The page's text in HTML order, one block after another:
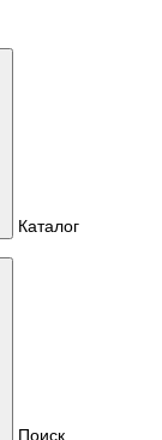
Каталог
Поиск